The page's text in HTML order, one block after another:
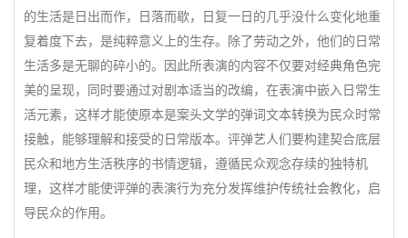
的生活是日出而作，日落而歇，日复一日的几乎没什么变化地重
复着度下去，是纯粹意义上的生存。除了劳动之外，他们的日常
生活多是无聊的碎小的。因此所表演的内容不仅要对经典角色完
美的呈现，同时要通过对剧本适当的改编，在表演中嵌入日常生
活元素，这样才能使原本是案头文学的弹词文本转换为民众时常
接触，能够理解和接受的日常版本。评弹艺人们要构建契合底层
民众和地方生活秩序的书情逻辑，遵循民众观念存续的独特机
理，这样才能使评弹的表演行为充分发挥维护传统社会教化，启
导民众的作用。